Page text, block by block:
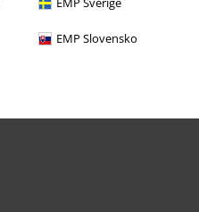
EMP Slovensko